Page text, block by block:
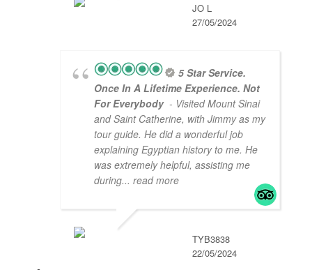
JO L
27/05/2024
5 Star Service.
Once In A Lifetime Experience. Not
For Everybody - Visited Mount Sinai
and Saint Catherine, with Jimmy as my
tour guide. He did a wonderful job
explaining Egyptian history to me. He
was extremely helpful, assisting me
during... read more
TYB3838
22/05/2024